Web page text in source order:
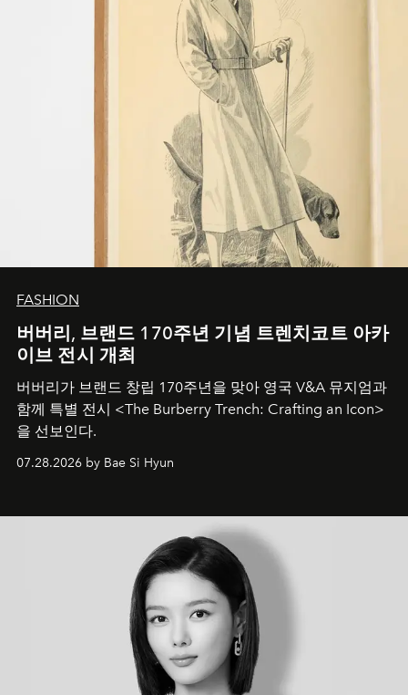
FASHION
버버리, 브랜드 170주년 기념 트렌치코트 아카
이브 전시 개최
버버리가 브랜드 창립 170주년을 맞아 영국 V&A 뮤지엄과
함께 특별 전시 <The Burberry Trench: Crafting an Icon>
을 선보인다.
07.28.2026 by Bae Si Hyun